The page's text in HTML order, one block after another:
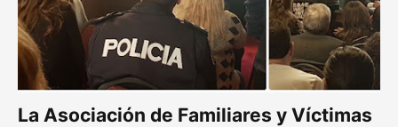
La Asociación de Familiares y Víctimas